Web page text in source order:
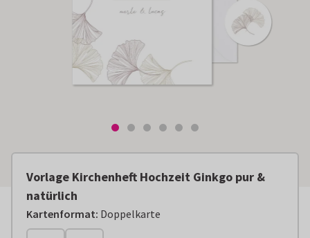
Vorlage Kirchenheft Hochzeit Ginkgo pur &
natürlich
Kartenformat: Doppelkarte